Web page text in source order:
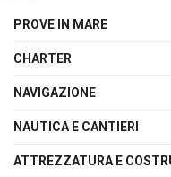
PROVE IN MARE
CHARTER
NAVIGAZIONE
NAUTICA E CANTIERI
ATTREZZATURA E